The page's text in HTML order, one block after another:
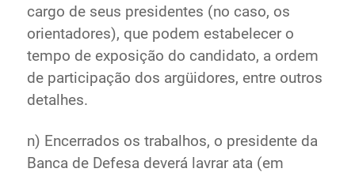
cargo de seus presidentes (no caso, os
orientadores), que podem estabelecer o
tempo de exposição do candidato, a ordem
de participação dos argüidores, entre outros
detalhes.
n) Encerrados os trabalhos, o presidente da
Banca de Defesa deverá lavrar ata (em